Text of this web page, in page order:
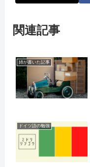
関連記事
姉が書いた記事
ドイツ語の勉強